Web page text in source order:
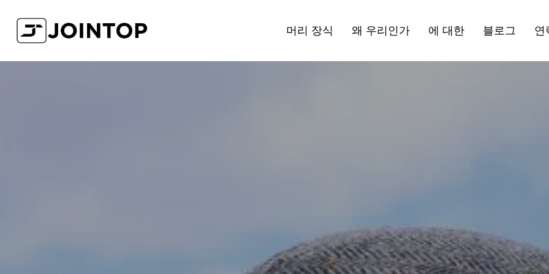
머리 장식 왜 우리인가 에 대한 블로그 연